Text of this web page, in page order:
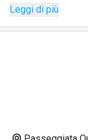
qualità superiore.
Riviera Ligure, e
Leggi di più